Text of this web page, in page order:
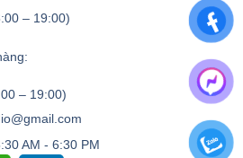
– 19:00)
– 19:00)
AM - 6:30 PM